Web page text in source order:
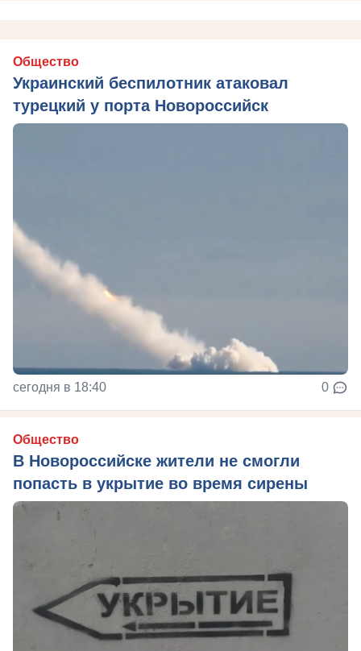
Общество
Украинский беспилотник атаковал
турецкий у порта Новороссийск
сегодня в 18:40 0
Общество
В Новороссийске жители не смогли
попасть в укрытие во время сирены